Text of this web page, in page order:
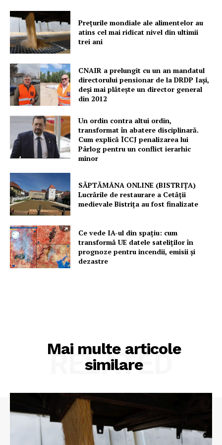
Prețurile mondiale ale alimentelor au
atins cel mai ridicat nivel din ultimii
trei ani
CNAIR a prelungit cu un an mandatul
directorului pensionar de la DRDP Iași,
deși mai plătește un director general
din 2012
Un ordin contra altui ordin,
transformat în abatere disciplinară.
Cum explică ÎCCJ penalizarea lui
Pârlog pentru un conflict ierarhic
minor
SĂPTĂMÂNA ONLINE (BISTRIȚA)
Lucrările de restaurare a Cetăţii
medievale Bistriţa au fost finalizate
Ce vede IA-ul din spațiu: cum
transformă UE datele sateliților în
prognoze pentru incendii, emisii și
dezastre
Mai multe articole
similare
RELATED